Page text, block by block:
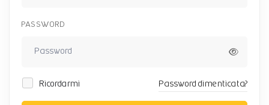
PASSWORD
Ricordarmi Password dimenticata?